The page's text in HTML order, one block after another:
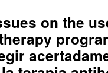
on the